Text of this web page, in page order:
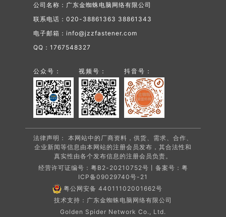
公司名称：广东金蜘蛛电脑网络有限公司
联系电话：020-38861363 38861343
电子邮箱：info@jzzfastener.com
QQ：1767548327
公众号： 视频号： 抖音号：
法律声明： 本网站中的厂商资料，供货、需求、合作、
企业新闻等信息由本网站的注册会员发布，其合法性和
真实性由各个发布信息的注册会员负责。
经营许可证编号：粤B2-20210752号丨备案号： 粤
ICP备09029740号-21
粤公网安备 44011102001662号
技术支持：广东金蜘蛛电脑网络有限公司
Golden Spider Network Co., Ltd.